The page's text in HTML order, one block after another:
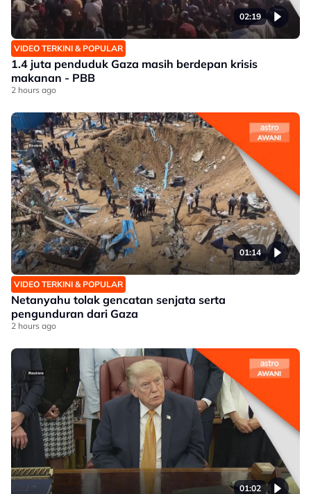
02:19
VIDEO TERKINI & POPULAR
1.4 juta penduduk Gaza masih berdepan krisis
makanan - PBB
2 hours ago
01:14
VIDEO TERKINI & POPULAR
Netanyahu tolak gencatan senjata serta
pengunduran dari Gaza
2 hours ago
01:02